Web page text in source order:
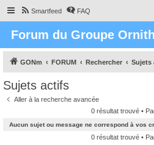
Smartfeed FAQ
Forum du Groupe
GONm FORUM Rechercher Sujets
Sujets actifs
Aller à la recherche avancée
0 résultat trouvé •
Aucun sujet ou message ne correspond à vos
0 résultat trouvé •